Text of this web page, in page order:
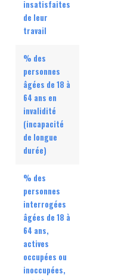
insatisfaites
de leur
travail
% des
personnes
âgées de 18 à
64 ans en
invalidité
(incapacité
de longue
durée)
% des
personnes
interrogées
âgées de 18 à
64 ans,
actives
occupées ou
inoccupées,